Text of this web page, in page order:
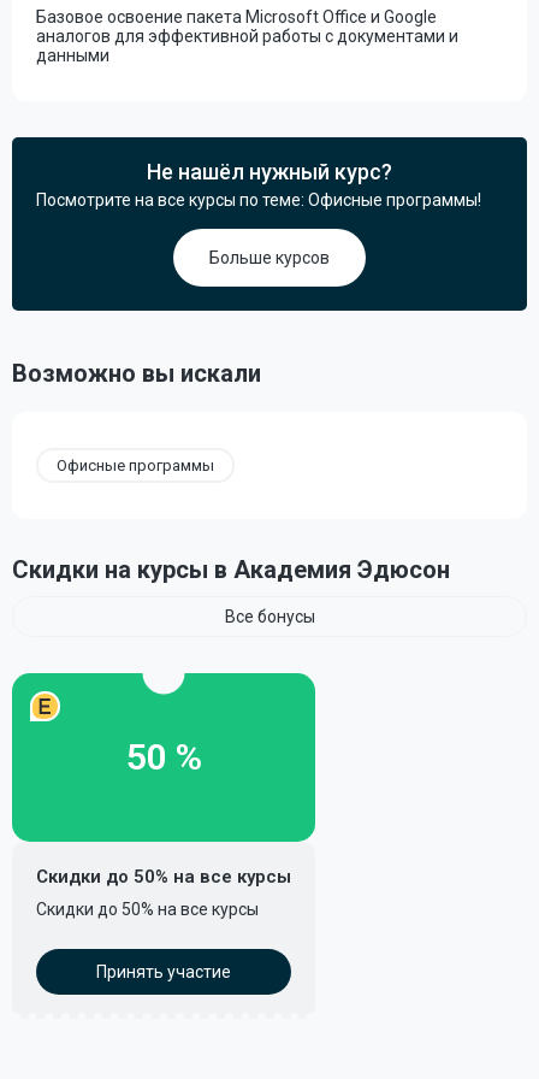
Базовое освоение пакета Microsoft Office и Google
аналогов для эффективной работы с документами и
данными
Не нашёл нужный курс?
Посмотрите на все курсы по теме: Офисные программы!
Больше курсов
Возможно вы искали
Офисные программы
Скидки на курсы в Академия Эдюсон
Все бонусы
50 %
Скидки до 50% на все курсы
Скидки до 50% на все курсы
Принять участие